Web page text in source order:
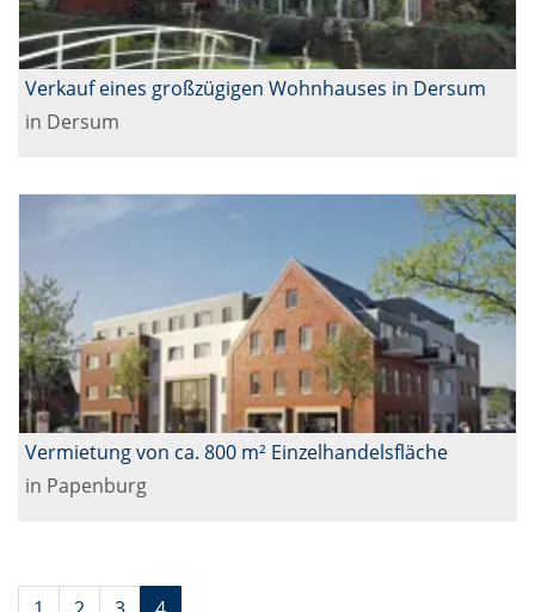
Verkauf eines großzügigen Wohnhauses in Dersum
in Dersum
Vermietung von ca. 800 m² Einzelhandelsfläche
in Papenburg